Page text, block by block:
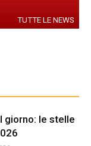
TUTTE LE NEWS
giorno: le stelle